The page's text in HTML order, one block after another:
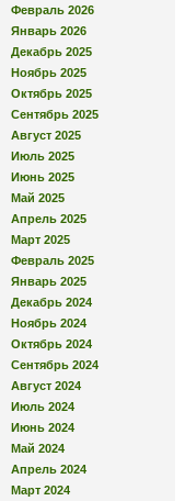
Февраль 2026
Январь 2026
Декабрь 2025
Ноябрь 2025
Октябрь 2025
Сентябрь 2025
Август 2025
Июль 2025
Июнь 2025
Май 2025
Апрель 2025
Март 2025
Февраль 2025
Январь 2025
Декабрь 2024
Ноябрь 2024
Октябрь 2024
Сентябрь 2024
Август 2024
Июль 2024
Июнь 2024
Май 2024
Апрель 2024
Март 2024